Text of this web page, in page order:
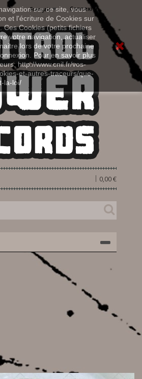
sur ce site, vous
et l'écriture de Cookies sur
Ces Cookies (petits fichiers
votre navigation, actualiser
lors de votre prochaine
Pour en savoir plus
http://www.cnil.fr/vos-
et-autres-traceurs/que-
la-loi/
Connexion
Français
0,00 €
|